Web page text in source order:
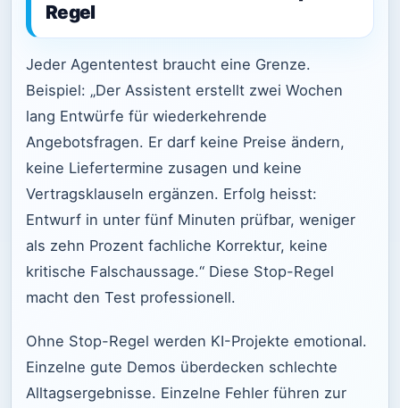
Regel
Jeder Agententest braucht eine Grenze.
Beispiel: „Der Assistent erstellt zwei Wochen
lang Entwürfe für wiederkehrende
Angebotsfragen. Er darf keine Preise ändern,
keine Liefertermine zusagen und keine
Vertragsklauseln ergänzen. Erfolg heisst:
Entwurf in unter fünf Minuten prüfbar, weniger
als zehn Prozent fachliche Korrektur, keine
kritische Falschaussage.“ Diese Stop-Regel
macht den Test professionell.
Ohne Stop-Regel werden KI-Projekte emotional.
Einzelne gute Demos überdecken schlechte
Alltagsergebnisse. Einzelne Fehler führen zur